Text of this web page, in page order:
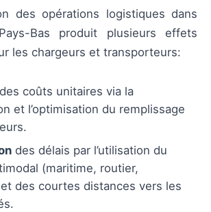
des opérations logistiques dans
Bas produit plusieurs effets
les chargeurs et transporteurs:
des coûts unitaires via la
et l’optimisation du remplissage
des délais par l’utilisation du
(maritime, routier,
des courtes distances vers les